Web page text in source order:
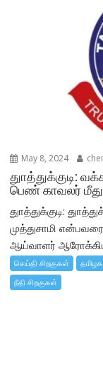
May 8, 2024
துாத்துக்குடி:
பெண் காவலர் மீது
துாத்துக்குடி:
முத்துசாமி
ஆய்வாளர்
செய்தி சிறகுகள்
நீதி சிறகுகள்